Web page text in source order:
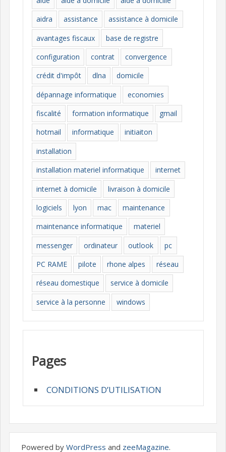
e
s
aidra
assistance
assistance à domicile
avantages fiscaux
base de registre
configuration
contrat
convergence
crédit d'impôt
dlna
domicile
dépannage informatique
economies
fiscalité
formation informatique
gmail
hotmail
informatique
initiaiton
installation
installation materiel informatique
internet
internet à domicile
livraison à domicile
logiciels
lyon mac
maintenance
maintenance informatique
materiel
messenger
ordinateur outlook
pc
PC RAME
pilote rhone alpes
réseau
réseau domestique
service à domicile
service à la personne
windows
Pages
CONDITIONS D’UTILISATION
Powered by WordPress and zeeMagazine.